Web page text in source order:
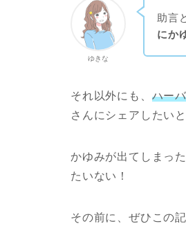
ゆきな
助言
にか
それ以外にも、 ハー
さんにシェアしたい
かゆみが出てしまっ
たいない！
その前に、ぜひこの